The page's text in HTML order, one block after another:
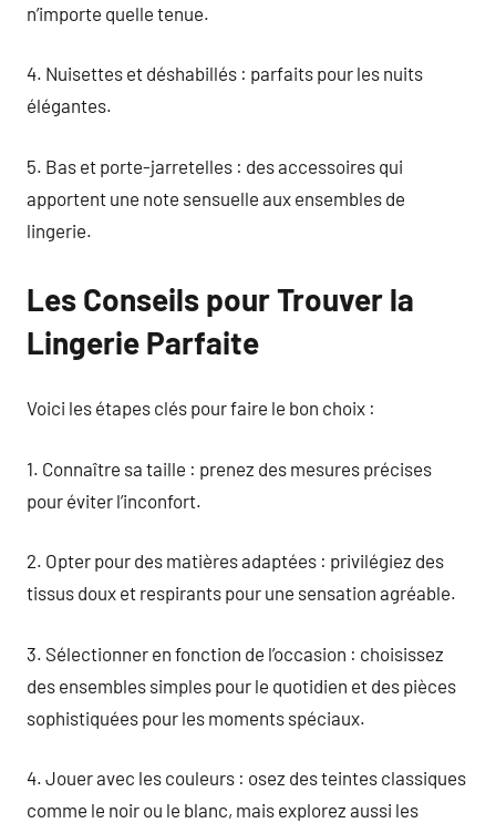
n’importe quelle tenue.
4. Nuisettes et déshabillés : parfaits pour les nuits
élégantes.
5. Bas et porte-jarretelles : des accessoires qui
apportent une note sensuelle aux ensembles de
lingerie.
Les Conseils pour Trouver la
Lingerie Parfaite
Voici les étapes clés pour faire le bon choix :
1. Connaître sa taille : prenez des mesures précises
pour éviter l’inconfort.
2. Opter pour des matières adaptées : privilégiez des
tissus doux et respirants pour une sensation agréable.
3. Sélectionner en fonction de l’occasion : choisissez
des ensembles simples pour le quotidien et des pièces
sophistiquées pour les moments spéciaux.
4. Jouer avec les couleurs : osez des teintes classiques
comme le noir ou le blanc, mais explorez aussi les